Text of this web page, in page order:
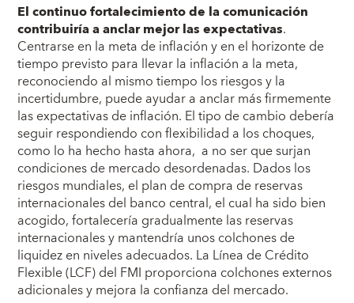
El continuo fortalecimiento de la comunicación
contribuiría a anclar mejor las expectativas.
Centrarse en la meta de inflación y en el horizonte de
tiempo previsto para llevar la inflación a la meta,
reconociendo al mismo tiempo los riesgos y la
incertidumbre, puede ayudar a anclar más firmemente
las expectativas de inflación. El tipo de cambio debería
seguir respondiendo con flexibilidad a los choques,
como lo ha hecho hasta ahora, a no ser que surjan
condiciones de mercado desordenadas. Dados los
riesgos mundiales, el plan de compra de reservas
internacionales del banco central, el cual ha sido bien
acogido, fortalecería gradualmente las reservas
internacionales y mantendría unos colchones de
liquidez en niveles adecuados. La Línea de Crédito
Flexible (LCF) del FMI proporciona colchones externos
adicionales y mejora la confianza del mercado.